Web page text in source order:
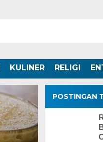
KULINER RELIGI
POSTINGAN